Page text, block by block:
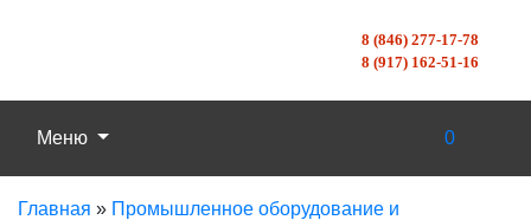
8 (846) 277-17-78
8 (917) 162-51-16
Меню 0
Главная » Промышленное оборудование и